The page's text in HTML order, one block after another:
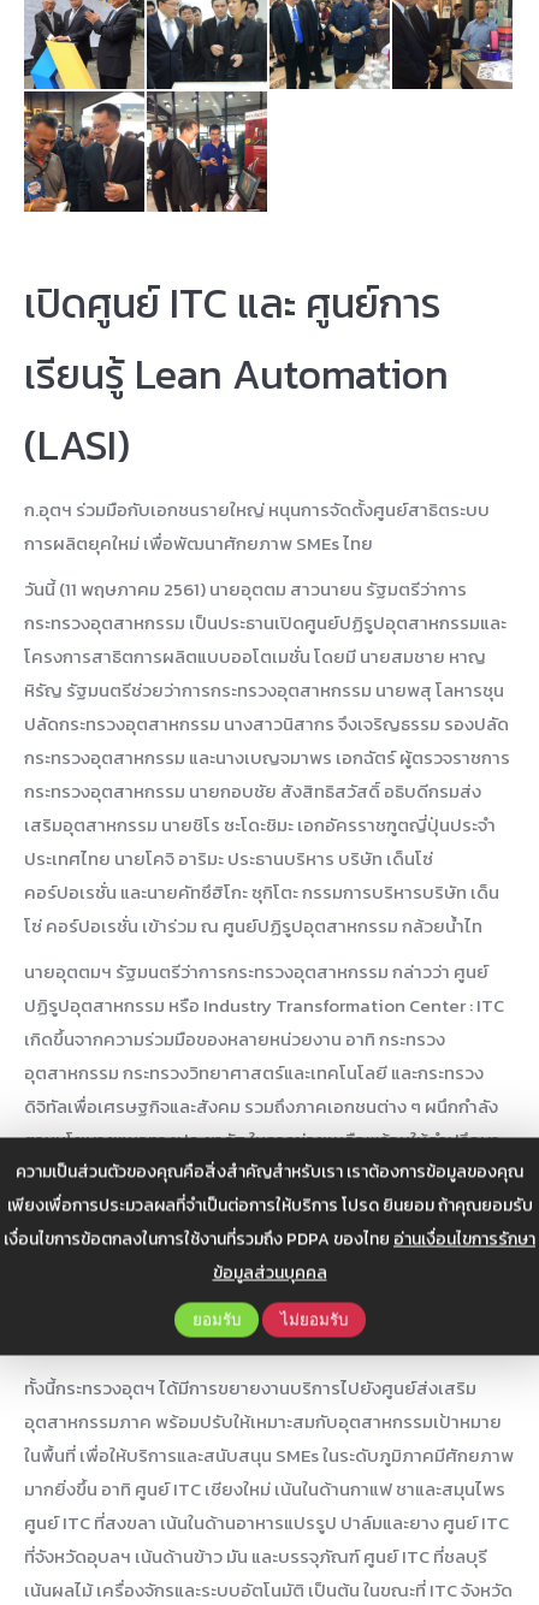
ความเป็นส่วนตัวของคุณคือสิ่งสำคัญสำหรับเรา เราต้องการข้อมูลของคุณ
เพียงเพื่อการประมวลผลที่จำเป็นต่อการให้บริการ โปรด ยินยอม ถ้าคุณยอมรับ
เงื่อนไขการข้อตกลงในการใช้งานที่รวมถึง PDPA ของไทยอ่านเงื่อนไขการรักษา
ข้อมูลส่วนบุคคล
ยอมรับ ไม่ยอมรับ
เปิดศูนย์ ITC และ ศูนย์การ
เรียนรู้ Lean Automation
(LASI)
ก.อุตฯ ร่วมมือกับเอกชนรายใหญ่ หนุนการจัดตั้งศูนย์สาธิตระบบ
การผลิตยุคใหม่ เพื่อพัฒนาศักยภาพ SMEs ไทย
วันนี้ (11 พฤษภาคม 2561) นายอุตตม สาวนายน รัฐมตรีว่าการ
กระทรวงอุตสาหกรรม เป็นประธานเปิดศูนย์ปฏิรูปอุตสาหกรรมและ
โครงการสาธิตการผลิตแบบออโตเมชั่น โดยมี นายสมชาย หาญ
หิรัญ รัฐมนตรีช่วยว่าการกระทรวงอุตสาหกรรม นายพสุ โลหารชุน
ปลัดกระทรวงอุตสาหกรรม นางสาวนิสากร จึงเจริญธรรม รองปลัด
กระทรวงอุตสาหกรรม และนางเบญจมาพร เอกฉัตร์ ผู้ตรวจราชการ
กระทรวงอุตสาหกรรม นายกอบชัย สังสิทธิสวัสดิ์ อธิบดีกรมส่ง
เสริมอุตสาหกรรม นายชิโร ซะโดะชิมะ เอกอัครราชฑูตญี่ปุ่นประจำ
ประเทศไทย นายโคจิ อาริมะ ประธานบริหาร บริษัท เด็นโซ่
คอร์ปอเรชั่น และนายคัทซึฮิโกะ ซุกิโตะ กรรมการบริหารบริษัท เด็น
โซ่ คอร์ปอเรชั่น เข้าร่วม ณ ศูนย์ปฏิรูปอุตสาหกรรม กล้วยน้ำไท
นายอุตตมฯ รัฐมนตรีว่าการกระทรวงอุตสาหกรรม กล่าวว่า ศูนย์
ปฏิรูปอุตสาหกรรม หรือ Industry Transformation Center : ITC
เกิดขึ้นจากความร่วมมือของหลายหน่วยงาน อาทิ กระทรวง
อุตสาหกรรม กระทรวงวิทยาศาสตร์และเทคโนโลยี และกระทรวง
ดิจิทัลเพื่อเศรษฐกิจและสังคม รวมถึงภาคเอกชนต่าง ๆ ผนึกกำลัง
ตามนโยบายแนวทางประชารัฐ ในการช่วยเหลือพร้อมให้คำปรึกษา
แนะนำแนวทางธุรกิจ การวิจัยเชิงพาณิชย์ การออกแบบและการผลิต
รวมทั้ง ด้านการเงิน ตลอดจนการบ่มเพาะผู้ประกอบการให้สามารถ
ปรับเปลี่ยนไปสู่การดำเนินธุรกิจ และการพัฒนาสินค้าได้อย่างมี
ประสิทธิภาพ เพื่อช่วยให้ SMEs สามารถปรับตัวและพร้อมรับมือกับ
การเปลี่ยนแปลง ในยุคดิจิทัลและพัฒนาให้ผู้ประกอบการไทยก้าวไป
สู่ Thailand 4.0 อย่างเป็นรูปธรรม
ทั้งนี้กระทรวงอุตฯ ได้มีการขยายงานบริการไปยังศูนย์ส่งเสริม
อุตสาหกรรมภาค พร้อมปรับให้เหมาะสมกับอุตสาหกรรมเป้าหมาย
ในพื้นที่ เพื่อให้บริการและสนับสนุน SMEs ในระดับภูมิภาคมีศักยภาพ
มากยิ่งขึ้น อาทิ ศูนย์ ITC เชียงใหม่ เน้นในด้านกาแฟ ชาและสมุนไพร
ศูนย์ ITC ที่สงขลา เน้นในด้านอาหารแปรรูป ปาล์มและยาง ศูนย์ ITC
ที่จังหวัดอุบลฯ เน้นด้านข้าว มัน และบรรจุภัณฑ์ ศูนย์ ITC ที่ชลบุรี
เน้นผลไม้ เครื่องจักรและระบบอัตโนมัติ เป็นต้น ในขณะที่ ITC จังหวัด